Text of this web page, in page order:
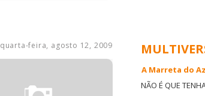
quarta-feira, agosto 12, 2009
A Marreta do
NÃO É QUE